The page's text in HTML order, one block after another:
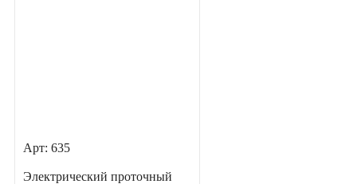
Арт: 635
Электрический проточный